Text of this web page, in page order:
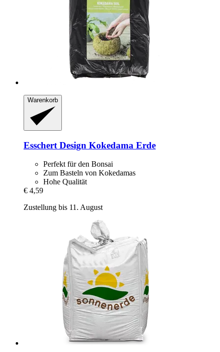
Warenkorb
Esschert Design Kokedama Erde
Perfekt für den Bonsai
Zum Basteln von Kokedamas
Hohe Qualität
€ 4,59
Zustellung bis 11. August